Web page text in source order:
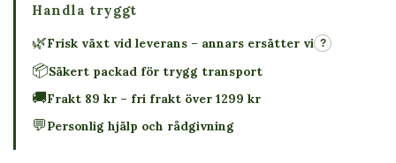
Handla tryggt
🌿Frisk växt vid leverans – annars ersätter vi ?
📦Säkert packad för trygg transport
🚚Frakt 89 kr – fri frakt över 1299 kr
💬Personlig hjälp och rådgivning